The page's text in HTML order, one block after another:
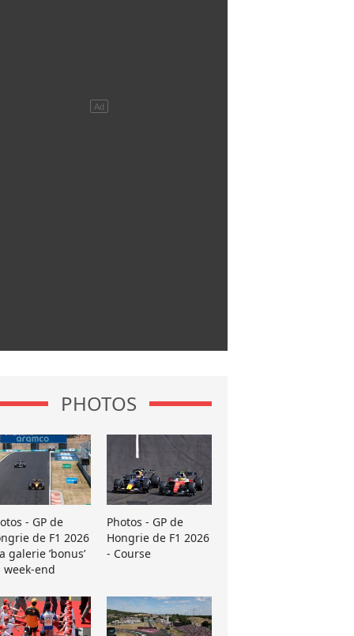
PHOTOS
- GP de
de F1 2026
galerie ’bonus’
week-end
Photos - GP de
Hongrie de F1 2026
- Course